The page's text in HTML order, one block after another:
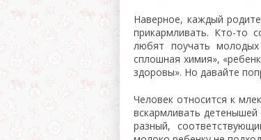
Наверное, каждый
прикармливать. Кто-то
любят поучать
сплошная химия»,
здоровы». Но давайте
Человек относится к
вскармливать
разный,